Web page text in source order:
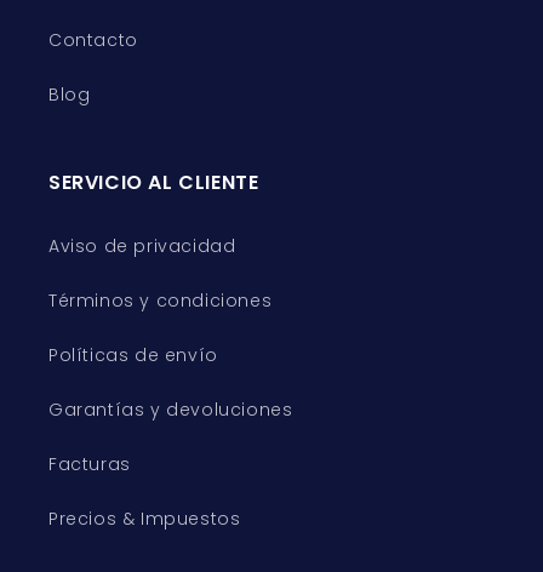
Contacto
Blog
SERVICIO AL CLIENTE
Aviso de privacidad
Términos y condiciones
Políticas de envío
Garantías y devoluciones
Facturas
Precios & Impuestos